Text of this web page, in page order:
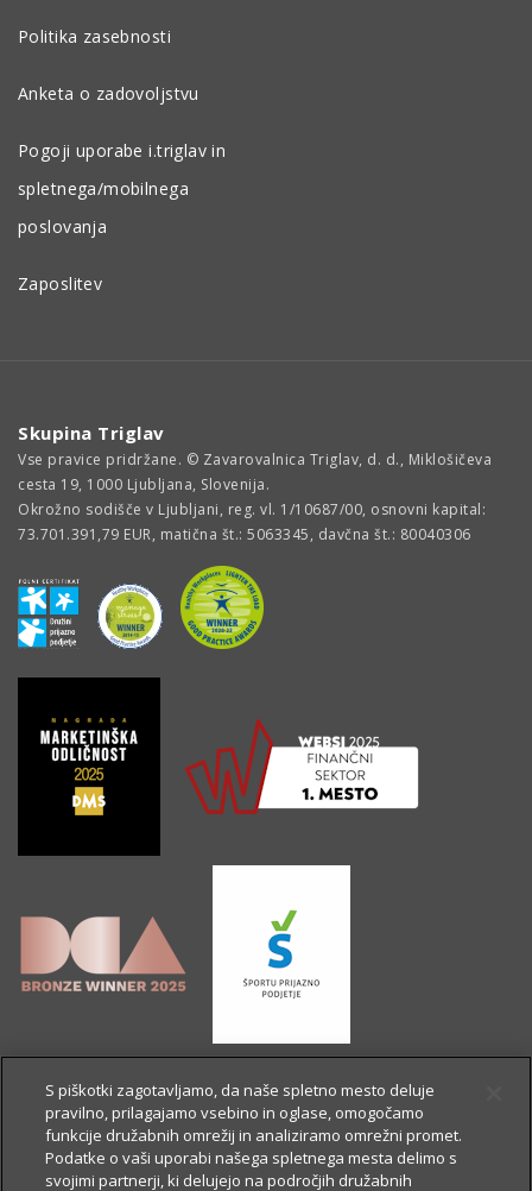
Politika zasebnosti
Anketa o zadovoljstvu
Pogoji uporabe i.triglav in
spletnega/mobilnega
poslovanja
Zaposlitev
Skupina Triglav
Vse pravice pridržane. © Zavarovalnica Triglav, d. d., Miklošičeva
cesta 19, 1000 Ljubljana, Slovenija.
Okrožno sodišče v Ljubljani, reg. vl. 1/10687/00, osnovni kapital:
73.701.391,79 EUR, matična št.: 5063345, davčna št.: 80040306
S piškotki zagotavljamo, da naše spletno mesto deluje
pravilno, prilagajamo vsebino in oglase, omogočamo
funkcije družabnih omrežij in analiziramo omrežni promet.
Podatke o vaši uporabi našega spletnega mesta delimo s
svojimi partnerji, ki delujejo na področjih družabnih